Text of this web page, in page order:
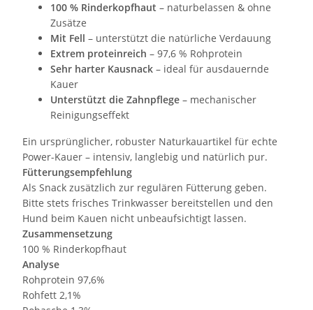
100 % Rinderkopfhaut – naturbelassen & ohne
Zusätze
Mit Fell – unterstützt die natürliche Verdauung
Extrem proteinreich – 97,6 % Rohprotein
Sehr harter Kausnack – ideal für ausdauernde
Kauer
Unterstützt die Zahnpflege – mechanischer
Reinigungseffekt
Ein ursprünglicher, robuster Naturkauartikel für echte
Power-Kauer – intensiv, langlebig und natürlich pur.
Fütterungsempfehlung
Als Snack zusätzlich zur regulären Fütterung geben.
Bitte stets frisches Trinkwasser bereitstellen und den
Hund beim Kauen nicht unbeaufsichtigt lassen.
Zusammensetzung
100 % Rinderkopfhaut
Analyse
Rohprotein 97,6%
Rohfett 2,1%